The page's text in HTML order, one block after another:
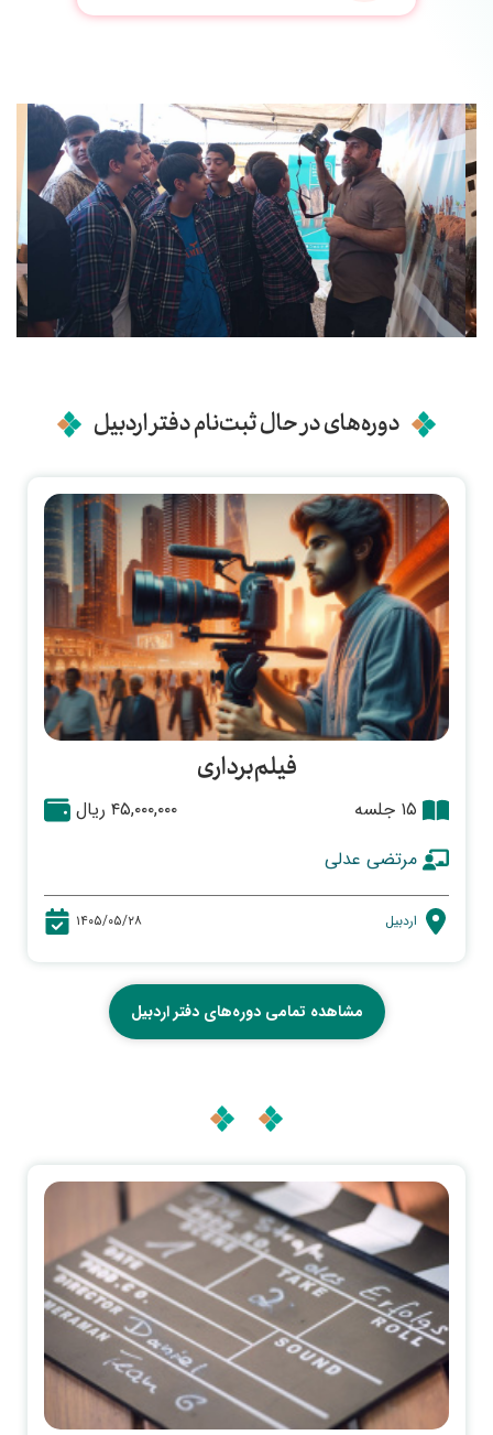
دوره‌های در حال ثبت‌نام دفتر اردبیل
فیلم‌برداری
۱۵ جلسه
۴۵,۰۰۰,۰۰۰ ریال
مرتضی عدلی
اردبیل ۱۴۰۵/۰۵/۲۸
مشاهده تمامی دوره‌های دفتر اردبیل